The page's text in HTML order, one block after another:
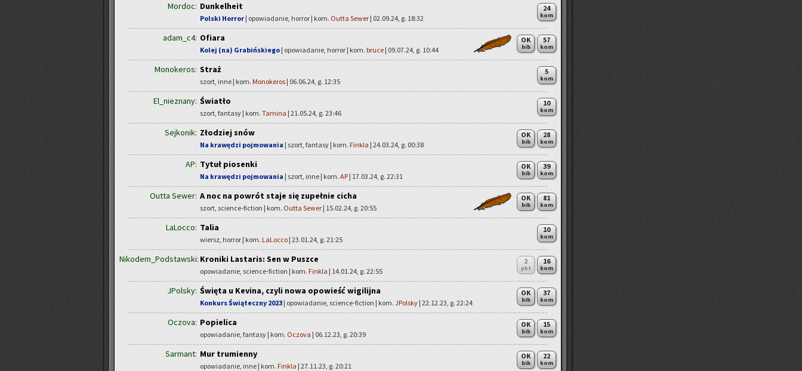
Mordoc: Dunkelheit
Polski Horror | opowiadanie, horror | kom. Outta Sewer | 02.09.24, g. 18:32
24
kom
adam_c4: Ofiara
Kolej (na) Grabińskiego | opowiadanie, horror | kom. bruce | 09.07.24, g. 10:44
57
kom
OK
bib
Monokeros: Straż
szort, inne | kom. Monokeros | 06.06.24, g. 12:35
5
kom
El_nieznany: Światło
szort, fantasy | kom. Tarnina | 21.05.24, g. 23:46
10
kom
Sejkonik: Złodziej snów
Na krawędzi pojmowania | szort, fantasy | kom. Finkla | 24.03.24, g. 00:38
28
kom
OK
bib
AP: Tytuł piosenki
Na krawędzi pojmowania | szort, inne | kom. AP | 17.03.24, g. 22:31
39
kom
OK
bib
Outta Sewer: A noc na powrót staje się zupełnie cicha
szort, science-fiction | kom. Outta Sewer | 15.02.24, g. 20:55
81
kom
OK
bib
LaLocco: Talia
wiersz, horror | kom. LaLocco | 23.01.24, g. 21:25
10
kom
Nikodem_Podstawski: Kroniki Lastaris: Sen w Puszce
opowiadanie, science-fiction | kom. Finkla | 14.01.24, g. 22:55
16
kom
2
pkt
JPolsky: Święta u Kevina, czyli nowa opowieść wigilijna
Konkurs Świąteczny 2023 | opowiadanie, science-fiction | kom. JPolsky | 22.12.23, g. 22:24
37
kom
OK
bib
Oczova: Popielica
opowiadanie, fantasy | kom. Oczova | 06.12.23, g. 20:39
15
kom
OK
bib
Sarmant: Mur trumienny
opowiadanie, inne | kom. Finkla | 27.11.23, g. 20:21
22
kom
OK
bib